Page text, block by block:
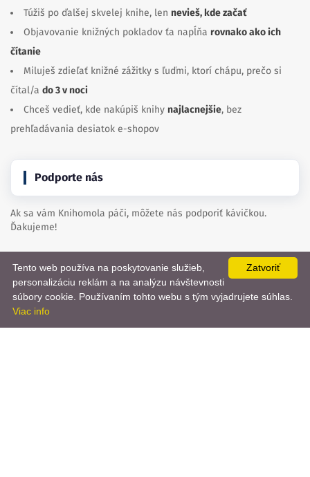
Túžiš po ďalšej skvelej knihe, len nevieš, kde začať
Objavovanie knižných pokladov ťa napĺňa rovnako ako ich
čítanie
Miluješ zdieľať knižné zážitky s ľuďmi, ktorí chápu, prečo si
čítal/a do 3 v noci
Chceš vedieť, kde nakúpiš knihy najlacnejšie, bez
prehľadávania desiatok e-shopov
Podporte nás
Ak sa vám Knihomola páči, môžete nás podporiť kávičkou.
Ďakujeme!
Kúpte nám kávu
📨
Zatvoriť
Tento web používa na poskytovanie služieb,
personalizáciu reklám a na analýzu návštevnosti
súbory cookie. Používaním tohto webu s tým vyjadrujete súhlas.
Viac info